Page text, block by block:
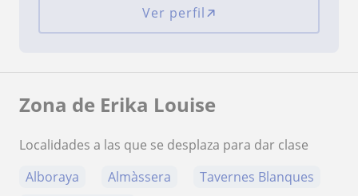
Ver perfil
Zona de Erika Louise
Localidades a las que se desplaza para dar clase
Alboraya
Almàssera
Tavernes Blanques